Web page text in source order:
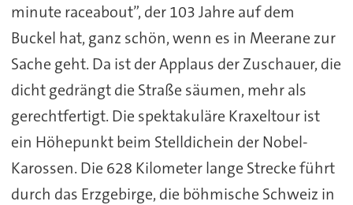
minute raceabout”, der 103 Jahre auf dem
Buckel hat, ganz schön, wenn es in Meerane zur
Sache geht. Da ist der Applaus der Zuschauer, die
dicht gedrängt die Straße säumen, mehr als
gerechtfertigt. Die spektakuläre Kraxeltour ist
ein Höhepunkt beim Stelldichein der Nobel-
Karossen. Die 628 Kilometer lange Strecke führt
durch das Erzgebirge, die böhmische Schweiz in